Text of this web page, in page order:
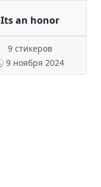
Its an honor
9 стикеров
9 ноября 2024